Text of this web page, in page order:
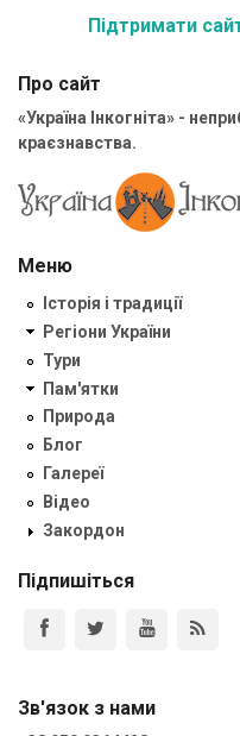
Підтримати
Про сайт
«Україна Інкогніта» -
краєзнавства.
Меню
Історія і традиції
Регіони України
Тури
Пам'ятки
Природа
Блог
Галереї
Відео
Закордон
Підпишіться
Зв'язок з нами